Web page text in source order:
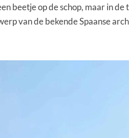
beetje op de schop, maar in
van de bekende Spaanse